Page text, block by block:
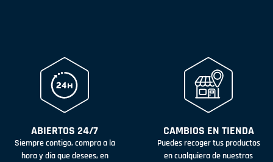
ABIERTOS 24/7
Siempre contigo, compra a la
hora y día que desees, en
CAMBIOS EN TIENDA
Puedes recoger tus productos
en cualquiera de nuestras